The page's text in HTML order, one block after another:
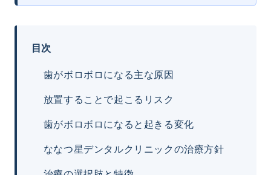
目次
歯がボロボロになる主な原因
放置することで起こるリスク
歯がボロボロになると起きる変化
ななつ星デンタルクリニックの治療方針